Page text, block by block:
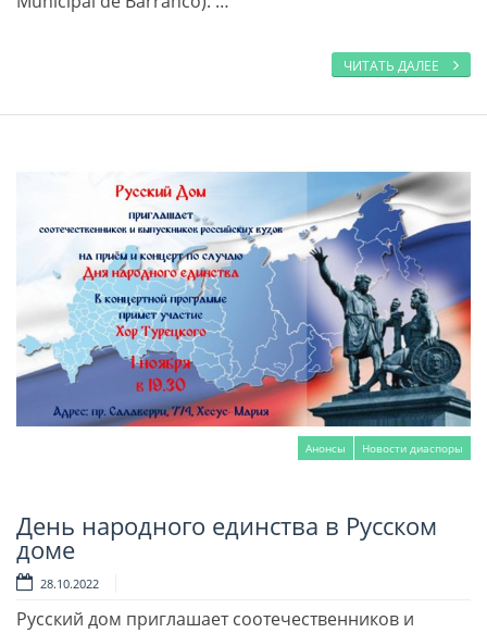
ЧИТАТЬ ДАЛЕЕ
Анонсы Новости диаспоры
Читать далее
День народного единства в Русском
доме
28.10.2022
Русский дом приглашает соотечественников и